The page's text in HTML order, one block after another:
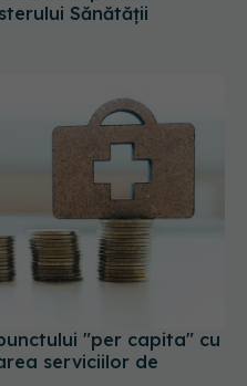
Sănătății
"per capita" cu
serviciilor de